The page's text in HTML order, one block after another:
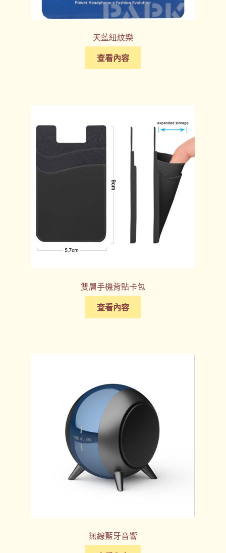
天藍紐紋樂
查看內容
雙層手機背貼卡包
查看內容
無線藍牙音響